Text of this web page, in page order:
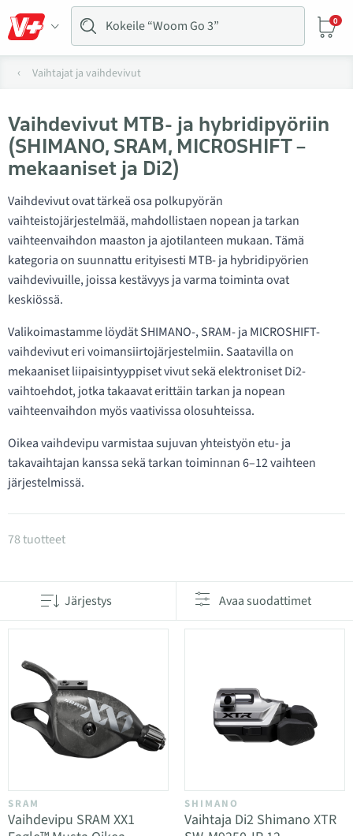
0
Vaihtajat ja vaihdevivut
Vaihdevivut MTB- ja hybridipyöriin
(SHIMANO, SRAM, MICROSHIFT –
mekaaniset ja Di2)
Vaihdevivut ovat tärkeä osa polkupyörän
vaihteistojärjestelmää, mahdollistaen nopean ja tarkan
vaihteenvaihdon maaston ja ajotilanteen mukaan. Tämä
kategoria on suunnattu erityisesti MTB- ja hybridipyörien
vaihdevivuille, joissa kestävyys ja varma toiminta ovat
keskiössä.
Valikoimastamme löydät SHIMANO-, SRAM- ja MICROSHIFT-
vaihdevivut eri voimansiirtojärjestelmiin. Saatavilla on
mekaaniset liipaisintyyppiset vivut sekä elektroniset Di2-
vaihtoehdot, jotka takaavat erittäin tarkan ja nopean
vaihteenvaihdon myös vaativissa olosuhteissa.
Oikea vaihdevipu varmistaa sujuvan yhteistyön etu- ja
takavaihtajan kanssa sekä tarkan toiminnan 6–12 vaihteen
järjestelmissä.
Tuotteet kategoriassa Vaihdevivut
78 tuotteet
Järjestys Avaa suodattimet
SRAM
Vaihdevipu SRAM XX1
SHIMANO
Vaihtaja Di2 Shimano XTR